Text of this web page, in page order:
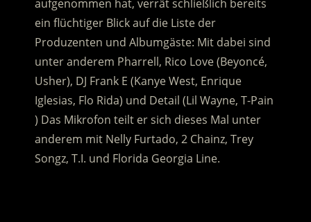
aufgenommen hat, verrät schließlich bereits
ein flüchtiger Blick auf die Liste der
Produzenten und Albumgäste: Mit dabei sind
unter anderem Pharrell, Rico Love (Beyoncé,
Usher), DJ Frank E (Kanye West, Enrique
Iglesias, Flo Rida) und Detail (Lil Wayne, T-Pain
) Das Mikrofon teilt er sich dieses Mal unter
anderem mit Nelly Furtado, 2 Chainz, Trey
Songz, T.I. und Florida Georgia Line.